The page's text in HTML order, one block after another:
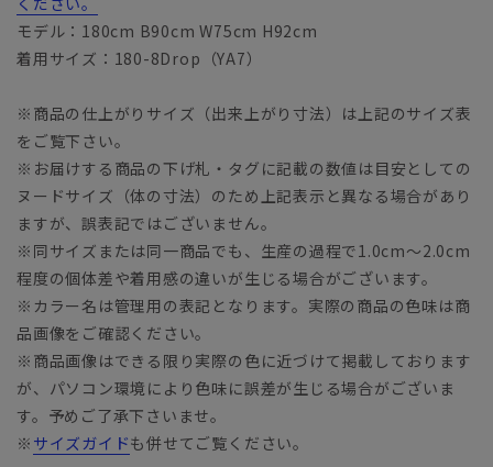
モデル：180cm B90cm W75cm H92cm
着用サイズ：180-8Drop（YA7）
※商品の仕上がりサイズ（出来上がり寸法）は上記のサイズ表
をご覧下さい。
※お届けする商品の下げ札・タグに記載の数値は目安としての
ヌードサイズ（体の寸法）のため上記表示と異なる場合があり
ますが、誤表記ではございません。
※同サイズまたは同一商品でも、生産の過程で1.0cm～2.0cm
程度の個体差や着用感の違いが生じる場合がございます。
※カラー名は管理用の表記となります。実際の商品の色味は商
品画像をご確認ください。
※商品画像はできる限り実際の色に近づけて掲載しております
が、パソコン環境により色味に誤差が生じる場合がございま
す。予めご了承下さいませ。
※ サイズガイドも併せてご覧ください。